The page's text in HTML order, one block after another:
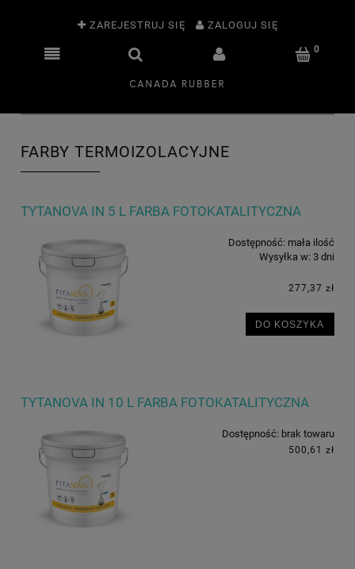
ZAREJESTRUJ SIĘ ZALOGUJ SIĘ
FARBY TERMOIZOLACYJNE
TYTANOVA IN 5 L FARBA FOTOKATALITYCZNA
Dostępność: mała ilość
Wysyłka w: 3 dni
277,37 zł
DO KOSZYKA
TYTANOVA IN 10 L FARBA FOTOKATALITYCZNA
Dostępność: brak towaru
500,61 zł